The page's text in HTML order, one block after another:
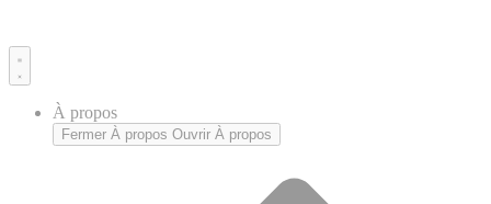
À propos
Fermer À propos Ouvrir À propos